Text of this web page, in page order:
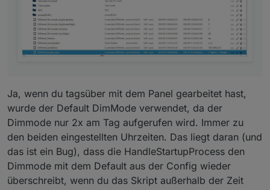
Ja, wenn du tagsüber mit dem Panel gearbeitet hast,
wurde der Default DimMode verwendet, da der
Dimmode nur 2x am Tag aufgerufen wird. Immer zu
den beiden eingestellten Uhrzeiten. Das liegt daran (und
das ist ein Bug), dass die HandleStartupProcess den
Dimmode mit dem Default aus der Config wieder
überschreibt, wenn du das Skript außerhalb der Zeit